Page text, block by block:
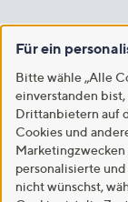
Für ein
Bitte wähle „Alle
einverstanden
Drittanbietern auf
Cookies und
personalisierte
nicht wünschst,